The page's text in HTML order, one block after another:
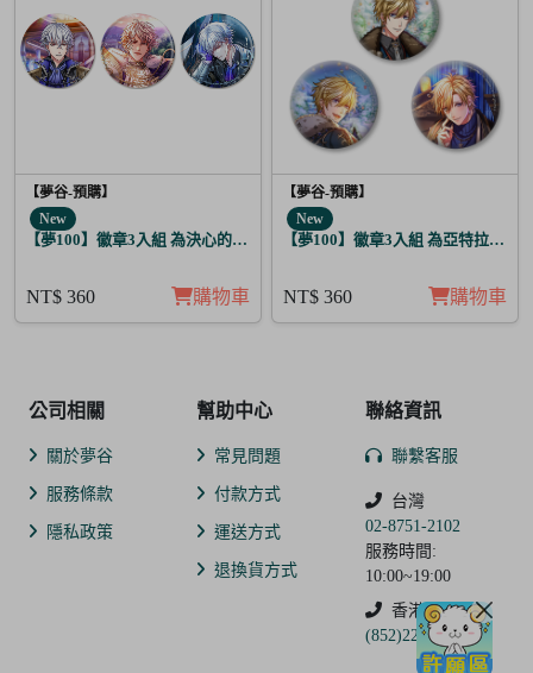
【夢谷-預購】
New
【夢100】徽章3入組 為決心的落幕獻上愛之歌 葛雷希亞
NT$ 360 購物車
【夢谷-預購】
New
【夢100】徽章3入組 為亞特拉斯的
NT$ 360 購物車
公司相關
關於夢谷
服務條款
隱私政策
幫助中心
常見問題
付款方式
運送方式
退換貨方式
聯絡資訊
聯繫客服
台灣
02-8751-2102
服務時間:
10:00~19:00
香港
(852)2250-9311